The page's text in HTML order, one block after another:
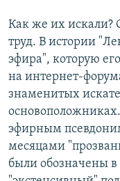
Как же их искали?
труд. В истории
эфира", которую
на интернет-
знаменитых
эфирным
месяцами
были обозначены в